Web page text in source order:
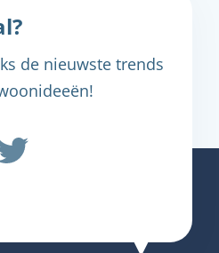
de nieuwste trends